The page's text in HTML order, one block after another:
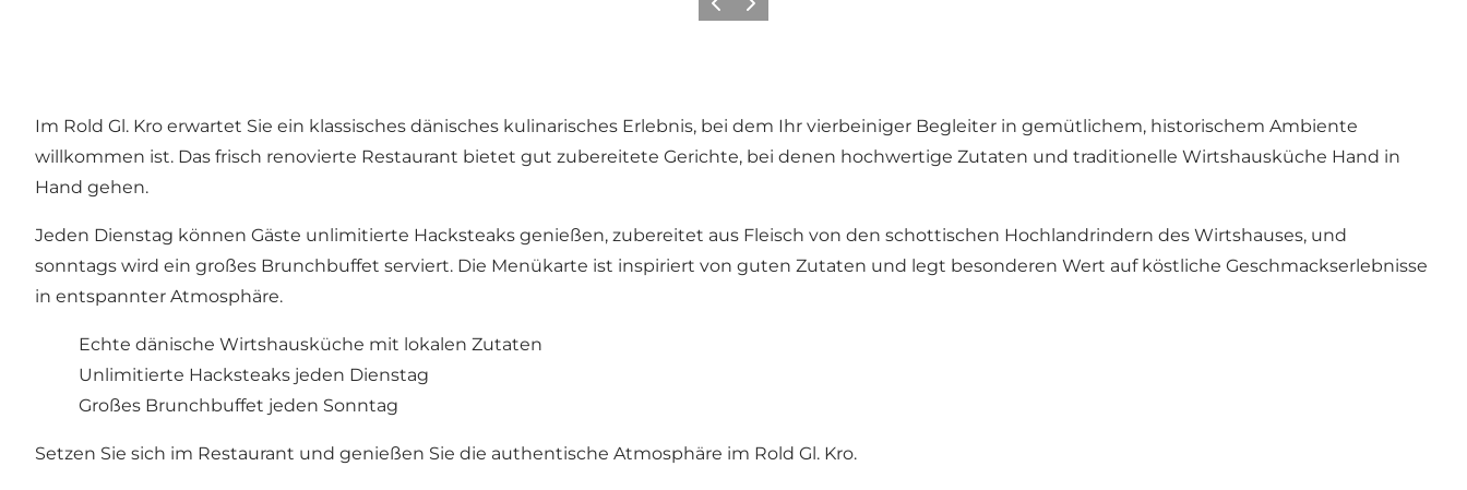
Vorherige Folie
Nächste Folie
Im Rold Gl. Kro erwartet Sie ein klassisches dänisches kulinarisches Erlebnis, bei dem Ihr vierbeiniger Begleiter in gemütlichem, historischem Ambiente
willkommen ist. Das frisch renovierte Restaurant bietet gut zubereitete Gerichte, bei denen hochwertige Zutaten und traditionelle Wirtshausküche Hand in
Hand gehen.
Jeden Dienstag können Gäste unlimitierte Hacksteaks genießen, zubereitet aus Fleisch von den schottischen Hochlandrindern des Wirtshauses, und
sonntags wird ein großes Brunchbuffet serviert. Die Menükarte ist inspiriert von guten Zutaten und legt besonderen Wert auf köstliche Geschmackserlebnisse
in entspannter Atmosphäre.
Echte dänische Wirtshausküche mit lokalen Zutaten
Unlimitierte Hacksteaks jeden Dienstag
Großes Brunchbuffet jeden Sonntag
Setzen Sie sich im Restaurant und genießen Sie die authentische Atmosphäre im Rold Gl. Kro.